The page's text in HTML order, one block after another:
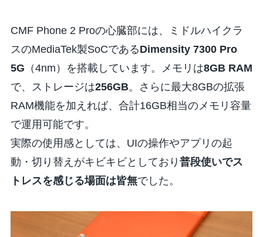
CMF Phone 2 Proの心臓部には、ミドルハイクラ
スのMediaTek製SoCであるDimensity 7300 Pro
5G （4nm）を搭載しています。メモリは8GB RAM
で、ストレージは256GB。さらに最大8GBの拡張
RAM機能を加えれば、合計16GB相当のメモリ容量
で運用可能です。
実際の使用感としては、UIの操作やアプリの起
動・切り替えがキビキビとしており 普段使いでス
トレスを感じる場面は皆無でした。